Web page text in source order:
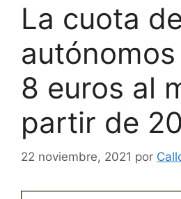
La cuota
8 euros al
partir de
22 noviembre, 2021 por